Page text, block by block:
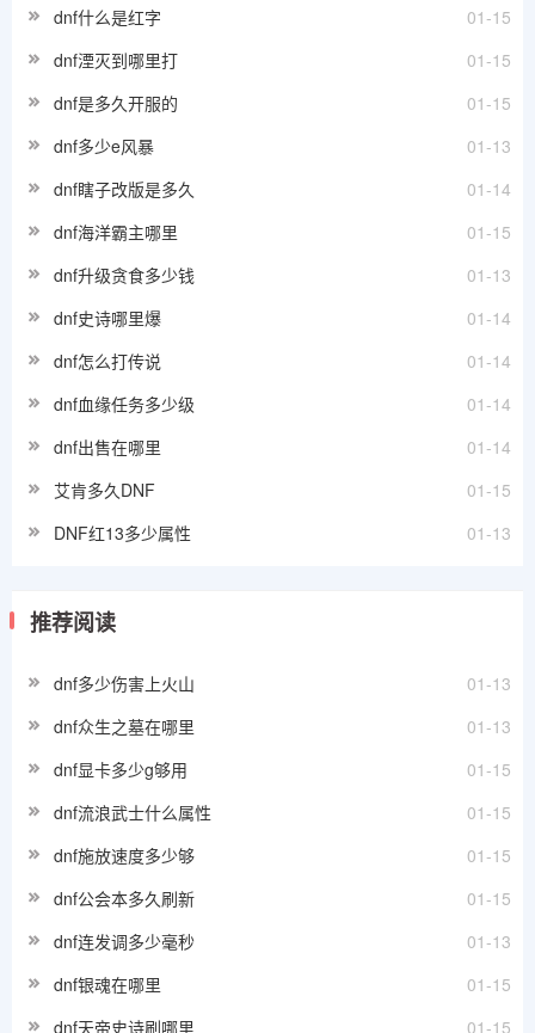
01-15
dnf什么是红字
01-15
dnf湮灭到哪里打
01-15
dnf是多久开服的
01-13
dnf多少e风暴
01-14
dnf瞎子改版是多久
01-15
dnf海洋霸主哪里
01-13
dnf升级贪食多少钱
01-14
dnf史诗哪里爆
01-14
dnf怎么打传说
01-14
dnf血缘任务多少级
01-14
dnf出售在哪里
01-15
艾肯多久DNF
01-13
DNF红13多少属性
推荐阅读
01-13
dnf多少伤害上火山
01-13
dnf众生之墓在哪里
01-15
dnf显卡多少g够用
01-15
dnf流浪武士什么属性
01-15
dnf施放速度多少够
01-15
dnf公会本多久刷新
01-13
dnf连发调多少毫秒
01-15
dnf银魂在哪里
01-15
dnf天帝史诗刷哪里